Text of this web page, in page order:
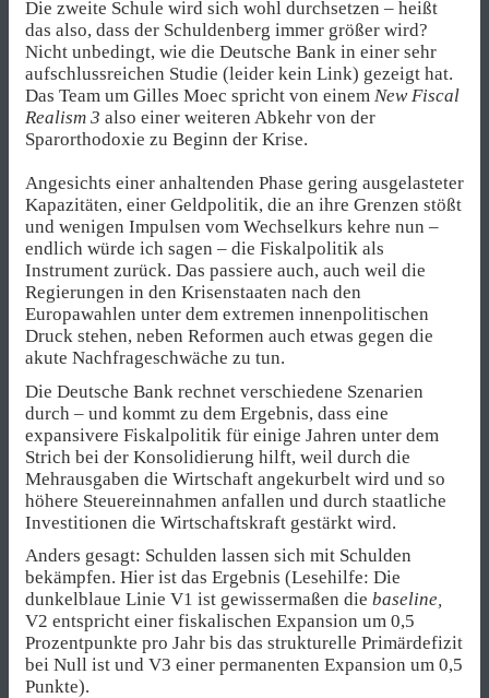
Die zweite Schule wird sich wohl durchsetzen – heißt
das also, dass der Schuldenberg immer größer wird?
Nicht unbedingt, wie die Deutsche Bank in einer sehr
aufschlussreichen Studie (leider kein Link) gezeigt hat.
Das Team um Gilles Moec spricht von einem New Fiscal
Realism 3 also einer weiteren Abkehr von der
Sparorthodoxie zu Beginn der Krise.
Angesichts einer anhaltenden Phase gering ausgelasteter
Kapazitäten, einer Geldpolitik, die an ihre Grenzen stößt
und wenigen Impulsen vom Wechselkurs kehre nun –
endlich würde ich sagen – die Fiskalpolitik als
Instrument zurück. Das passiere auch, auch weil die
Regierungen in den Krisenstaaten nach den
Europawahlen unter dem extremen innenpolitischen
Druck stehen, neben Reformen auch etwas gegen die
akute Nachfrageschwäche zu tun.
Die Deutsche Bank rechnet verschiedene Szenarien
durch – und kommt zu dem Ergebnis, dass eine
expansivere Fiskalpolitik für einige Jahren unter dem
Strich bei der Konsolidierung hilft, weil durch die
Mehrausgaben die Wirtschaft angekurbelt wird und so
höhere Steuereinnahmen anfallen und durch staatliche
Investitionen die Wirtschaftskraft gestärkt wird.
Anders gesagt: Schulden lassen sich mit Schulden
bekämpfen. Hier ist das Ergebnis (Lesehilfe: Die
dunkelblaue Linie V1 ist gewissermaßen die baseline,
V2 entspricht einer fiskalischen Expansion um 0,5
Prozentpunkte pro Jahr bis das strukturelle Primärdefizit
bei Null ist und V3 einer permanenten Expansion um 0,5
Punkte).